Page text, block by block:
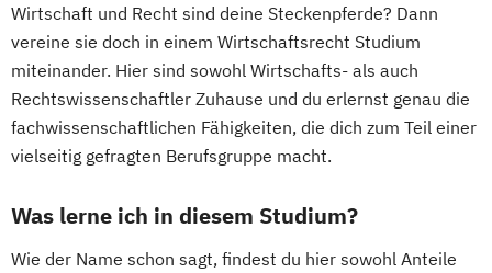
Wirtschaft und Recht sind deine Steckenpferde? Dann
vereine sie doch in einem Wirtschaftsrecht Studium
miteinander. Hier sind sowohl Wirtschafts- als auch
Rechtswissenschaftler Zuhause und du erlernst genau die
fachwissenschaftlichen Fähigkeiten, die dich zum Teil einer
vielseitig gefragten Berufsgruppe macht.
Was lerne ich in diesem Studium?
Wie der Name schon sagt, findest du hier sowohl Anteile